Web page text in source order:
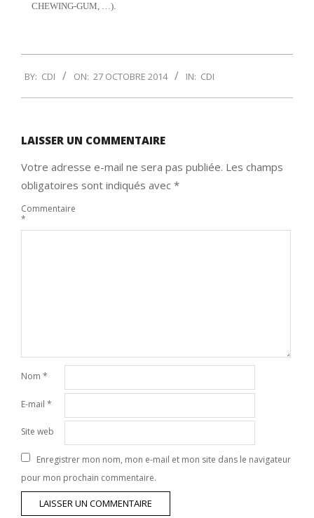
CHEWING-GUM, …).
10-
27
BY: CDI ON: 27 OCTOBRE 2014 IN: CDI
LAISSER UN COMMENTAIRE
Votre adresse e-mail ne sera pas publiée. Les champs
obligatoires sont indiqués avec *
Commentaire
*
Nom *
E-mail *
Site web
Enregistrer mon nom, mon e-mail et mon site dans le navigateur
pour mon prochain commentaire.